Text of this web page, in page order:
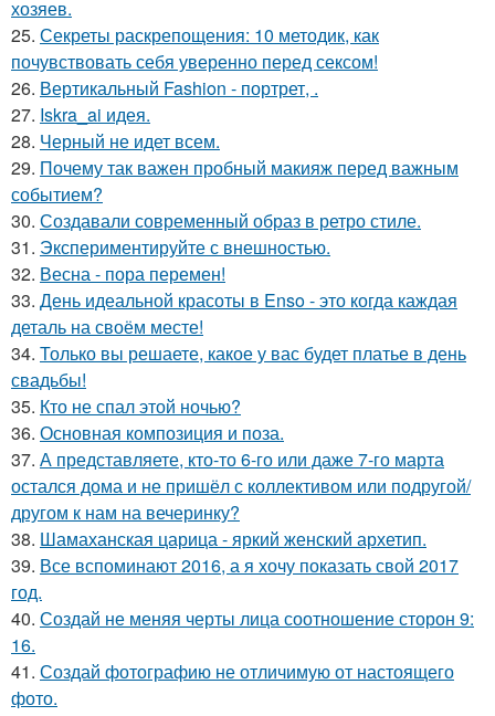
хозяев.
25. Секреты раскрепощения: 10 методик, как
почувствовать себя уверенно перед сексом!
26. Вертикальный Fashion - портрет, .
27. Iskra_ai идея.
28. Черный не идет всем.
29. Почему так важен пробный макияж перед важным
событием?
30. Создавали современный образ в ретро стиле.
31. Экспериментируйте с внешностью.
32. Весна - пора перемен!
33. День идеальной красоты в Enso - это когда каждая
деталь на своём месте!
34. Только вы решаете, какое у вас будет платье в день
свадьбы!
35. Кто не спал этой ночью?
36. Основная композиция и поза.
37. А представляете, кто-то 6-го или даже 7-го марта
остался дома и не пришёл с коллективом или подругой/
другом к нам на вечеринку?
38. Шамаханская царица - яркий женский архетип.
39. Все вспоминают 2016, а я хочу показать свой 2017
год.
40. Создай не меняя черты лица соотношение сторон 9:
16.
41. Создай фотографию не отличимую от настоящего
фото.